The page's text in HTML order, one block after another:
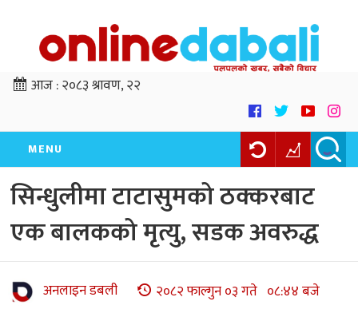
आज :२०८३ श्रावण, २२
MENU
सिन्धुलीमा टाटासुमको ठक्करबाट
एक बालकको मृत्यु, सडक अवरुद्ध
अनलाइन डबली २०८२ फाल्गुन ०३ गते ०८:४४ बजे